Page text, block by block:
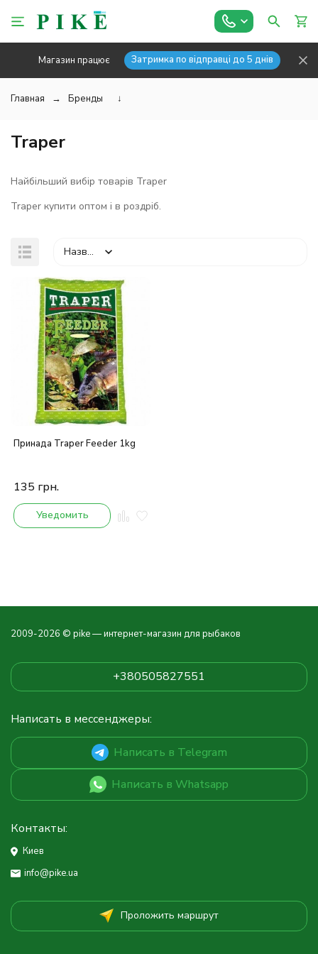
Магазин працює Затримка по відправці до 5 днів
Главная Бренды ↓
Traper
Найбільший вибір товарів Traper
Traper купити оптом і в роздріб.
Назва
Принада Traper Feeder 1kg
135 грн.
Уведомить
2009-2026 © pike — интернет-магазин для рыбаков
+380505827551
Написать в мессенджеры:
Написать в Telegram
Написать в Whatsapp
Контакты:
Киев
info@pike.ua
Проложить маршрут